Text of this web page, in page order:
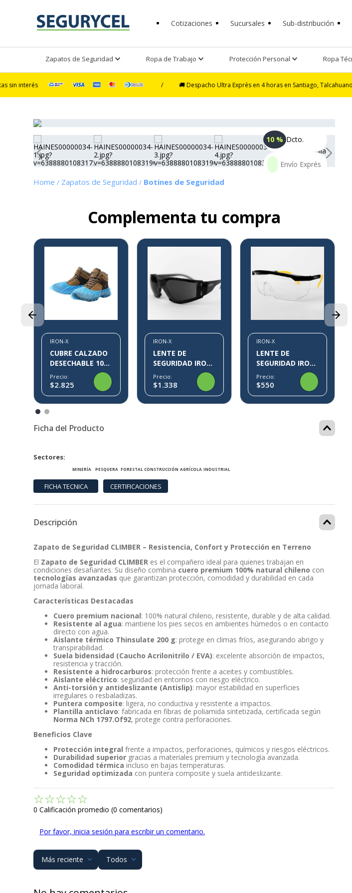
Cotizaciones Sucursales Sub-distribución
Zapatos de Seguridad Ropa de Trabajo Protección Personal Ropa
/ 🚚 Despacho Ultra Exprés en 4 horas en Santiago, Talcahuano y Puerto
10 % Dcto.
Zapatos de Seguridad Botines de Seguridad
Complementa tu compra
IRON-X
CUBRE CALZADO
DESECHABLE 100
PARES KLIN IRON-
X
Precio:
$2.825
IRON-X
LENTE DE
SEGURIDAD IRON-
X IX09
Precio:
$1.338
IRON-X
LENTE DE
SEGURIDAD IRON-
X IX07
Precio:
$550
Ficha del Producto
Sectores
MINERÍA PESQUERA FORESTAL CONSTRUCCIÓN AGRÍCOLA INDUSTRIAL
Descripción
Zapato de Seguridad CLIMBER – Resistencia, Confort y Protección en Terreno
El Zapato de Seguridad CLIMBER es el compañero ideal para quienes trabajan en
condiciones desafiantes. Su diseño combina cuero premium 100% natural chileno con
tecnologías avanzadas que garantizan protección, comodidad y durabilidad en cada
jornada laboral.
Características Destacadas
Cuero premium nacional: 100% natural chileno, resistente, durable y de alta calidad.
Resistente al agua: mantiene los pies secos en ambientes húmedos o en contacto
directo con agua.
Aislante térmico Thinsulate 200 g: protege en climas fríos, asegurando abrigo y
transpirabilidad.
Suela bidensidad (Caucho Acrilonitrilo / EVA): excelente absorción de impactos,
resistencia y tracción.
Resistente a hidrocarburos: protección frente a aceites y combustibles.
Aislante eléctrico: seguridad en entornos con riesgo eléctrico.
Anti-torsión y antideslizante (Antislip): mayor estabilidad en superficies
irregulares o resbaladizas.
Puntera composite: ligera, no conductiva y resistente a impactos.
Plantilla anticlavo: fabricada en fibras de poliamida sintetizada, certificada según
Norma NCh 1797.Of92, protege contra perforaciones.
Beneficios Clave
Protección integral frente a impactos, perforaciones, químicos y riesgos eléctricos.
Durabilidad superior gracias a materiales premium y tecnología avanzada.
Comodidad térmica incluso en bajas temperaturas.
Seguridad optimizada con puntera composite y suela antideslizante.
☆☆☆☆☆
0 Calificación promedio (0 comentarios)
Por favor, inicia sesión para escribir un comentario.
Más reciente Todos